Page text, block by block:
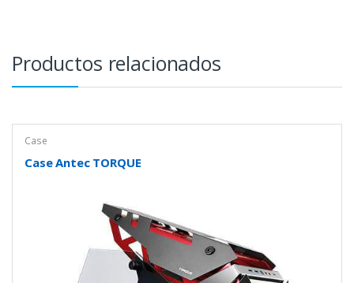
Productos relacionados
Case
Case Antec TORQUE